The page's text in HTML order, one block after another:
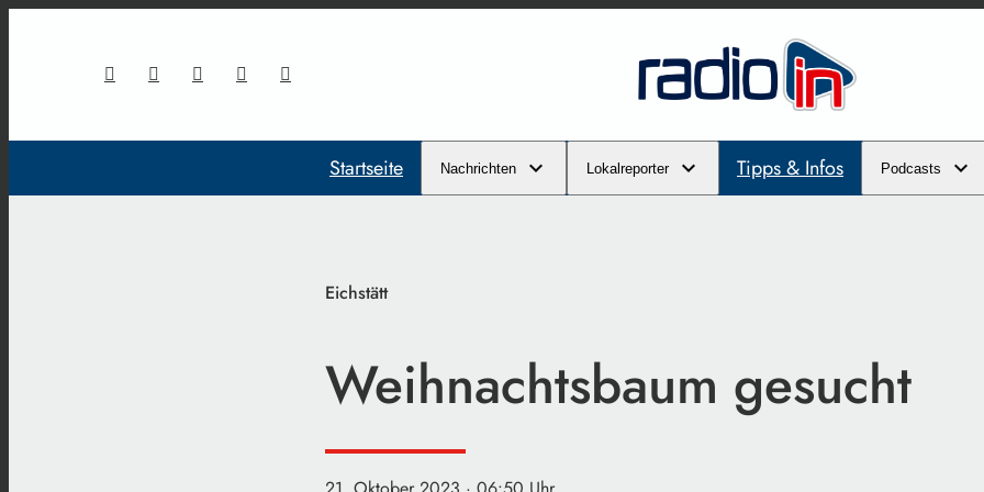
Startseite Nachrichten Lokalreporter Tipps & Infos Podcasts
Eichstätt
Weihnachtsbaum gesucht